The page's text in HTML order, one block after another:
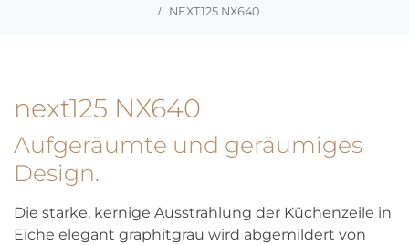
NEXT125 NX640
next125 NX640
Aufgeräumte und geräumiges
Design.
Die starke, kernige Ausstrahlung der Küchenzeile in
Eiche elegant graphitgrau wird abgemildert von